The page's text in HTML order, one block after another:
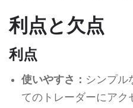
利点と欠点
利点
使いやすさ： シンプル
てのトレーダーにアク